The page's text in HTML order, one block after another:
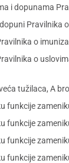
i dopunama
Pravilnika
o
o
tužilaca, A
funkcije
funkcije
funkcije
funkcije